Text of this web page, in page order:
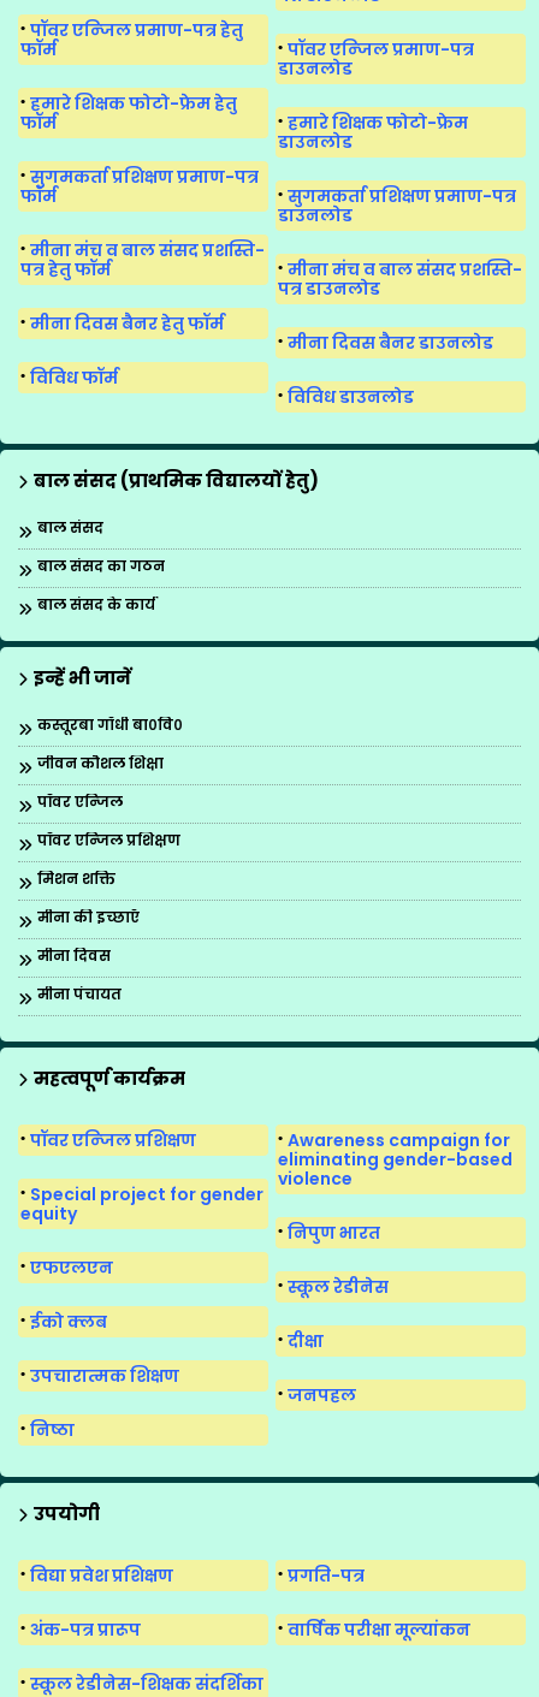
पॉवर एन्जिल प्रमाण-पत्र हेतु
फॉर्म
पॉवर एन्जिल प्रमाण-पत्र
डाउनलोड
हमारे शिक्षक फोटो-फ्रेम हेतु
फॉर्म
हमारे शिक्षक फोटो-फ्रेम
डाउनलोड
सुगमकर्ता प्रशिक्षण प्रमाण-पत्र
फॉर्म
सुगमकर्ता प्रशिक्षण प्रमाण-पत्र
डाउनलोड
मीना मंच व बाल संसद प्रशस्ति-
पत्र हेतु फॉर्म
मीना मंच व बाल संसद प्रशस्ति-
पत्र डाउनलोड
मीना दिवस बैनर हेतु फॉर्म
मीना दिवस बैनर डाउनलोड
विविध फॉर्म
विविध डाउनलोड
बाल संसद (प्राथमिक विद्यालयों हेतु)
बाल संसद
बाल संसद का गठन
बाल संसद के कार्य
इन्हें भी जानें
कस्तूरबा गाँधी बा०वि०
जीवन कौशल शिक्षा
पॉवर एन्जिल
पॉवर एन्जिल प्रशिक्षण
मिशन शक्ति
मीना की इच्छाएँ
मीना दिवस
मीना पंचायत
मीना मंच का पुनर्गठन
मीना मंच सुगमकर्ता
महत्वपूर्ण कार्यक्रम
पॉवर एन्जिल प्रशिक्षण
Awareness campaign for
eliminating gender-based
violence
Special project for gender
equity
निपुण भारत
एफएलएन
स्कूल रेडीनेस
ईको क्लब
दीक्षा
उपचारात्मक शिक्षण
जनपहल
निष्ठा
उपयोगी
विद्या प्रवेश प्रशिक्षण प्रगति-पत्र
अंक-पत्र प्रारूप वार्षिक परीक्षा मूल्यांकन
स्कूल रेडीनेस-शिक्षक संदर्शिका